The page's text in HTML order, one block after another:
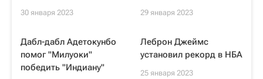
30 января 2023 29 января 2023
Дабл-дабл Адетокунбо
помог "Милуоки"
победить "Индиану"
Леброн Джеймс
установил рекорд в НБА
25 января 2023